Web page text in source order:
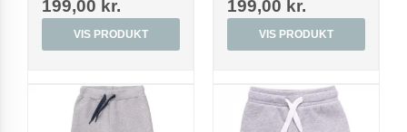
199,00 kr.
VIS PRODUKT
199,00 kr.
VIS PRODUKT